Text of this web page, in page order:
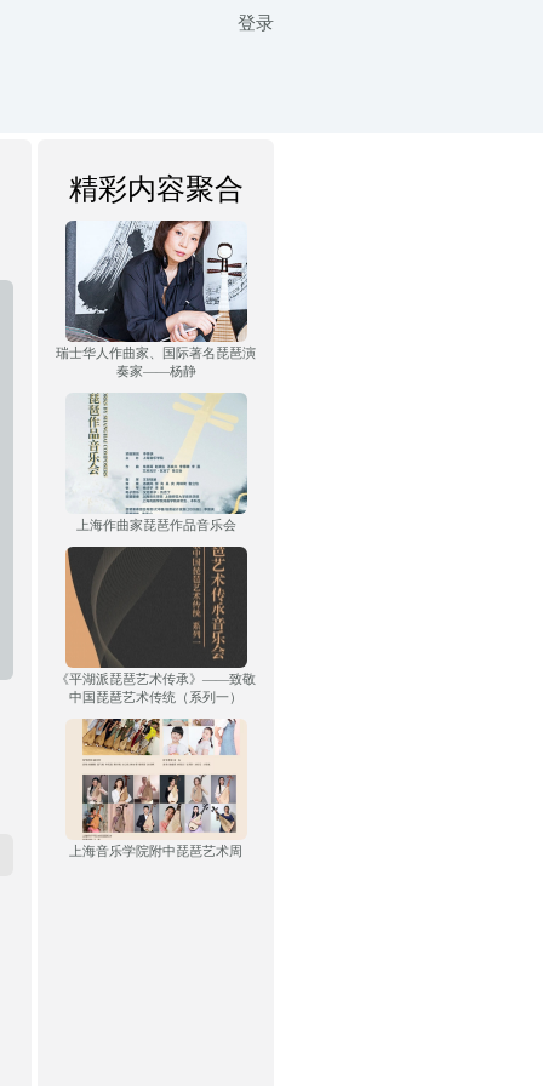
登录
精彩内容聚合
瑞士华人作曲家、国际著名琵琶演
奏家——杨静
上海作曲家琵琶作品音乐会
《平湖派琵琶艺术传承》——致敬
中国琵琶艺术传统（系列一）
上海音乐学院附中琵琶艺术周